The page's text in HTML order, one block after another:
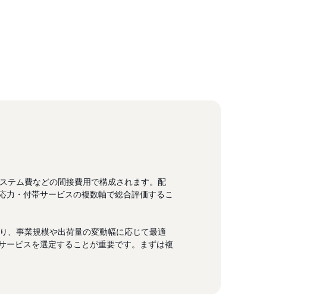
テム費などの間接費用で構成されます。配
・付帯サービスの複数軸で総合評価するこ
、事業規模や出荷量の変動幅に応じて最適
ービスを選定することが重要です。まずは複